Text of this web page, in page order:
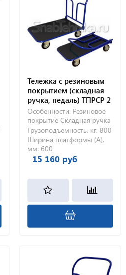
Тележка с резиновым
покрытием (складная
ручка, педаль) ТПРСР 2
МП (600х900) без колес
Особенности: Резиновое
покрытие Складная ручка
Грузоподъемность, кг: 800
Ширина платформы (А),
мм: 600
15 160 руб